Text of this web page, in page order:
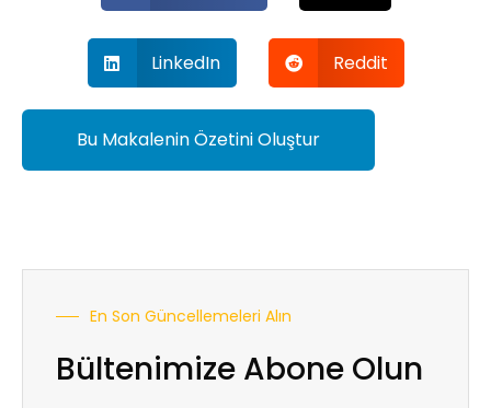
LinkedIn Reddit
Bu Makalenin Özetini Oluştur
En Son Güncellemeleri Alın
Bültenimize Abone Olun